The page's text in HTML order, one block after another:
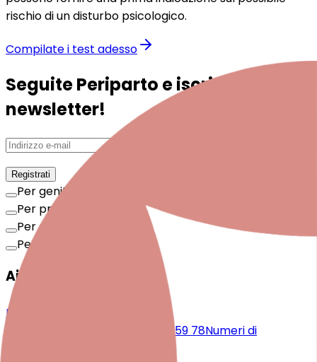
rischio di un disturbo psicologico.
Compilate i test adesso
Seguite Periparto e iscrivetevi alla
newsletter!
Registrati
Per genitori e famiglie
Per professioniste/i
Per enti e aziende
Per persone interessate
Aiutateci ad aiutare!
Donare ora
091 220 59 78Numeri di